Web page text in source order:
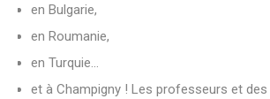
en Bulgarie,
en Roumanie,
en Turquie…
et à Champigny ! Les professeurs et